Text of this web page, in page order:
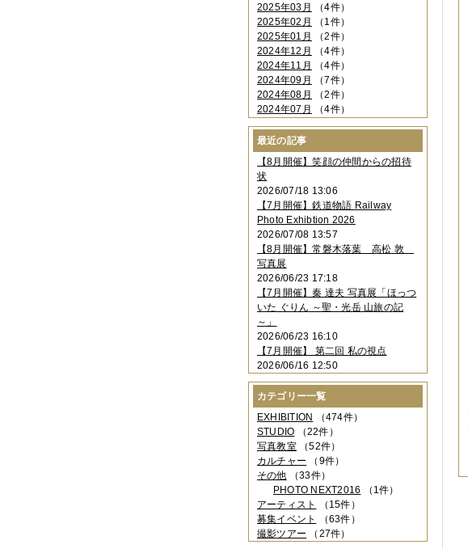
2025年03月
（4件）
2025年02月
（1件）
2025年01月
（2件）
2024年12月
（4件）
2024年11月
（4件）
2024年09月
（7件）
2024年08月
（2件）
2024年07月
（4件）
2024年06月（4件）
2024年04月
2024年03月（3件）
2024年02月（2件）
2023年12月
2023年11月 （4件）
2023年10月（3件）
2023年09月（4件）
2023年08月 （1件）
2023年06月（3件）
2023年05月
2023年04月 （2件）
2023年03月（5件）
2023年02月（3件）
2023年01月
2022年12月 （3件）
2022年11月（2件）
2022年10月（4件）
2022年09月（2件）
2022年08月
（3件）
2022年07月（3件）
2022年05月（4件）
2022年04月（2件）
2022年03月
（5件）
2022年02月（3件）
2022年01月（3件）
2021年12月（2件）
2021年11月（3件）
2021年10月
（1件）
最近の記事
【8月開催】笑顔の仲間からの招待
状
2026/07/18 13:06
【7月開催】鉄道物語 Railway
Photo Exhibtion 2026
2026/07/08 13:57
【8月開催】常磐木落葉 高松 敦
写真展
2026/06/23 17:18
【7月開催】秦 達夫 写真展「ほっつ
いた ぐりん ～聖・光岳 山旅の記
～」
2026/06/23 16:10
【7月開催】 第二回 私の視点
2026/06/16 12:50
カテゴリー一覧
EXHIBITION （474件）
STUDIO （22件）
写真教室（52件）
カルチャー （9件）
その他 （33件）
PHOTO NEXT2016 （1件）
アーティスト
（15件）
募集イベント
（63件）
撮影ツアー （27件）